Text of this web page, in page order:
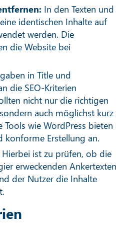
In den Texten und
identischen Inhalte auf
werden. Die
die Website bei
in Title und
die SEO-Kriterien
nicht nur die richtigen
auch möglichst kurz
Tools wie WordPress bieten
konforme Erstellung an.
Hierbei ist zu prüfen, ob die
erweckenden Ankertexten
der Nutzer die Inhalte